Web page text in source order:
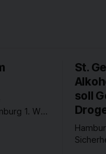
1. Was
und
St.
soll